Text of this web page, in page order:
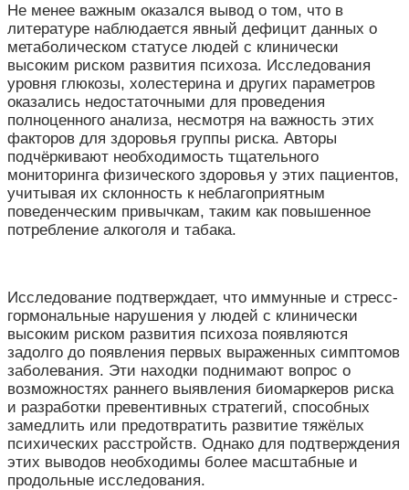
Не менее важным оказался вывод о том, что в
литературе наблюдается явный дефицит данных о
метаболическом статусе людей с клинически
высоким риском развития психоза. Исследования
уровня глюкозы, холестерина и других параметров
оказались недостаточными для проведения
полноценного анализа, несмотря на важность этих
факторов для здоровья группы риска. Авторы
подчёркивают необходимость тщательного
мониторинга физического здоровья у этих пациентов,
учитывая их склонность к неблагоприятным
поведенческим привычкам, таким как повышенное
потребление алкоголя и табака.
Исследование подтверждает, что иммунные и стресс-
гормональные нарушения у людей с клинически
высоким риском развития психоза появляются
задолго до появления первых выраженных симптомов
заболевания. Эти находки поднимают вопрос о
возможностях раннего выявления биомаркеров риска
и разработки превентивных стратегий, способных
замедлить или предотвратить развитие тяжёлых
психических расстройств. Однако для подтверждения
этих выводов необходимы более масштабные и
продольные исследования.